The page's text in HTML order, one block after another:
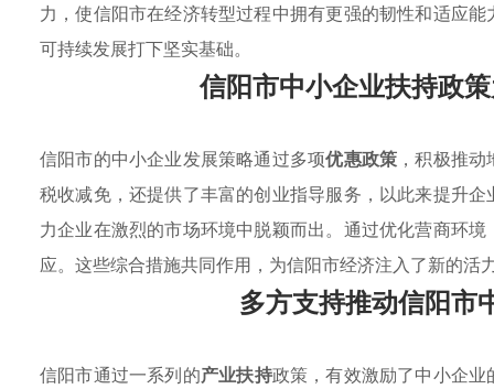
力，使信阳市在经济转型过程中拥有更强的韧性和适应
可持续发展打下坚实基础。
信阳市中小企业扶持政
信阳市的中小企业发展策略通过多项优惠政策 ，积极推
税收减免，还提供了丰富的创业指导服务，以此来提升
力企业在激烈的市场环境中脱颖而出。通过优化营商环
应。这些综合措施共同作用，为信阳市经济注入了新的活
多方支持推动信阳市
信阳市通过一系列的产业扶持政策，有效激励了中小企